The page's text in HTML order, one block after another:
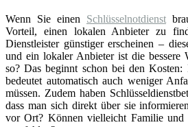
Wenn Sie einen Schlüsselnotdienst
Vorteil, einen lokalen Anbieter zu
Dienstleister günstiger erscheinen –
und ein lokaler Anbieter ist die bessere
so? Das beginnt schon bei den
bedeutet automatisch auch weniger
müssen. Zudem haben
dass man sich direkt über sie
vor Ort? Können vielleicht Familie und